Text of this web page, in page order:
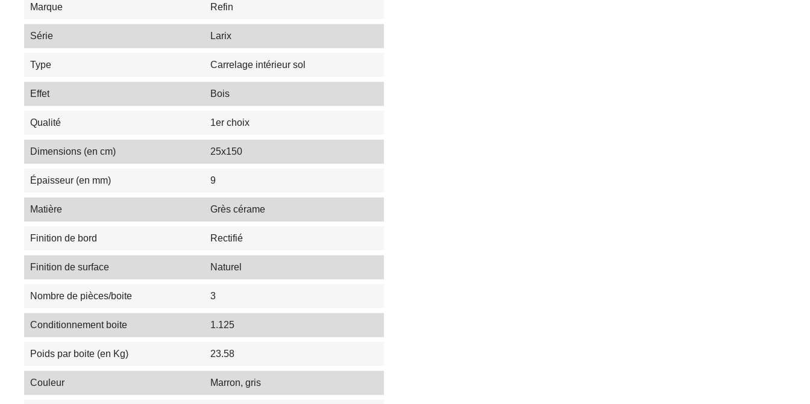
Marque Refin
Série Larix
Type Carrelage intérieur sol
Effet Bois
Qualité 1er choix
Dimensions (en cm) 25x150
Épaisseur (en mm) 9
Matière Grès cérame
Finition de bord Rectifié
Finition de surface Naturel
Nombre de pièces/boite 3
Conditionnement boite 1.125
Poids par boite (en Kg) 23.58
Couleur Marron, gris